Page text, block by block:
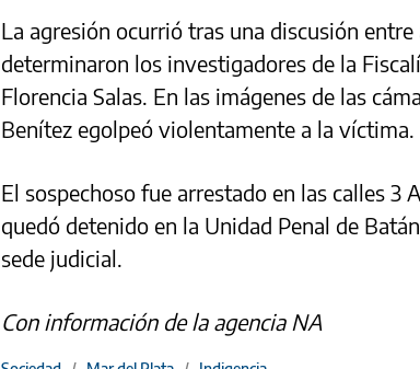
La agresión ocurrió tras una discusión
determinaron los investigadores de la
Florencia Salas. En las imágenes de las
Benítez egolpeó violentamente a la víctima.
El sospechoso fue arrestado en las calles 3
quedó detenido en la Unidad Penal de
sede judicial.
Con información de la agencia NA